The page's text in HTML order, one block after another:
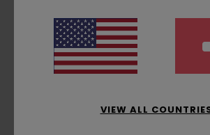
Zusammensetzung[Hauptstoff]
Versand & Rückversand
VIEW ALL